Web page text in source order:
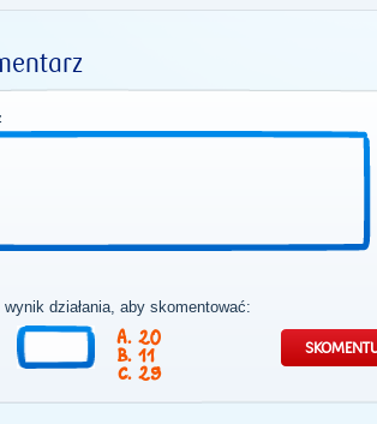
wynik działania, aby skomentować:
20
11
29